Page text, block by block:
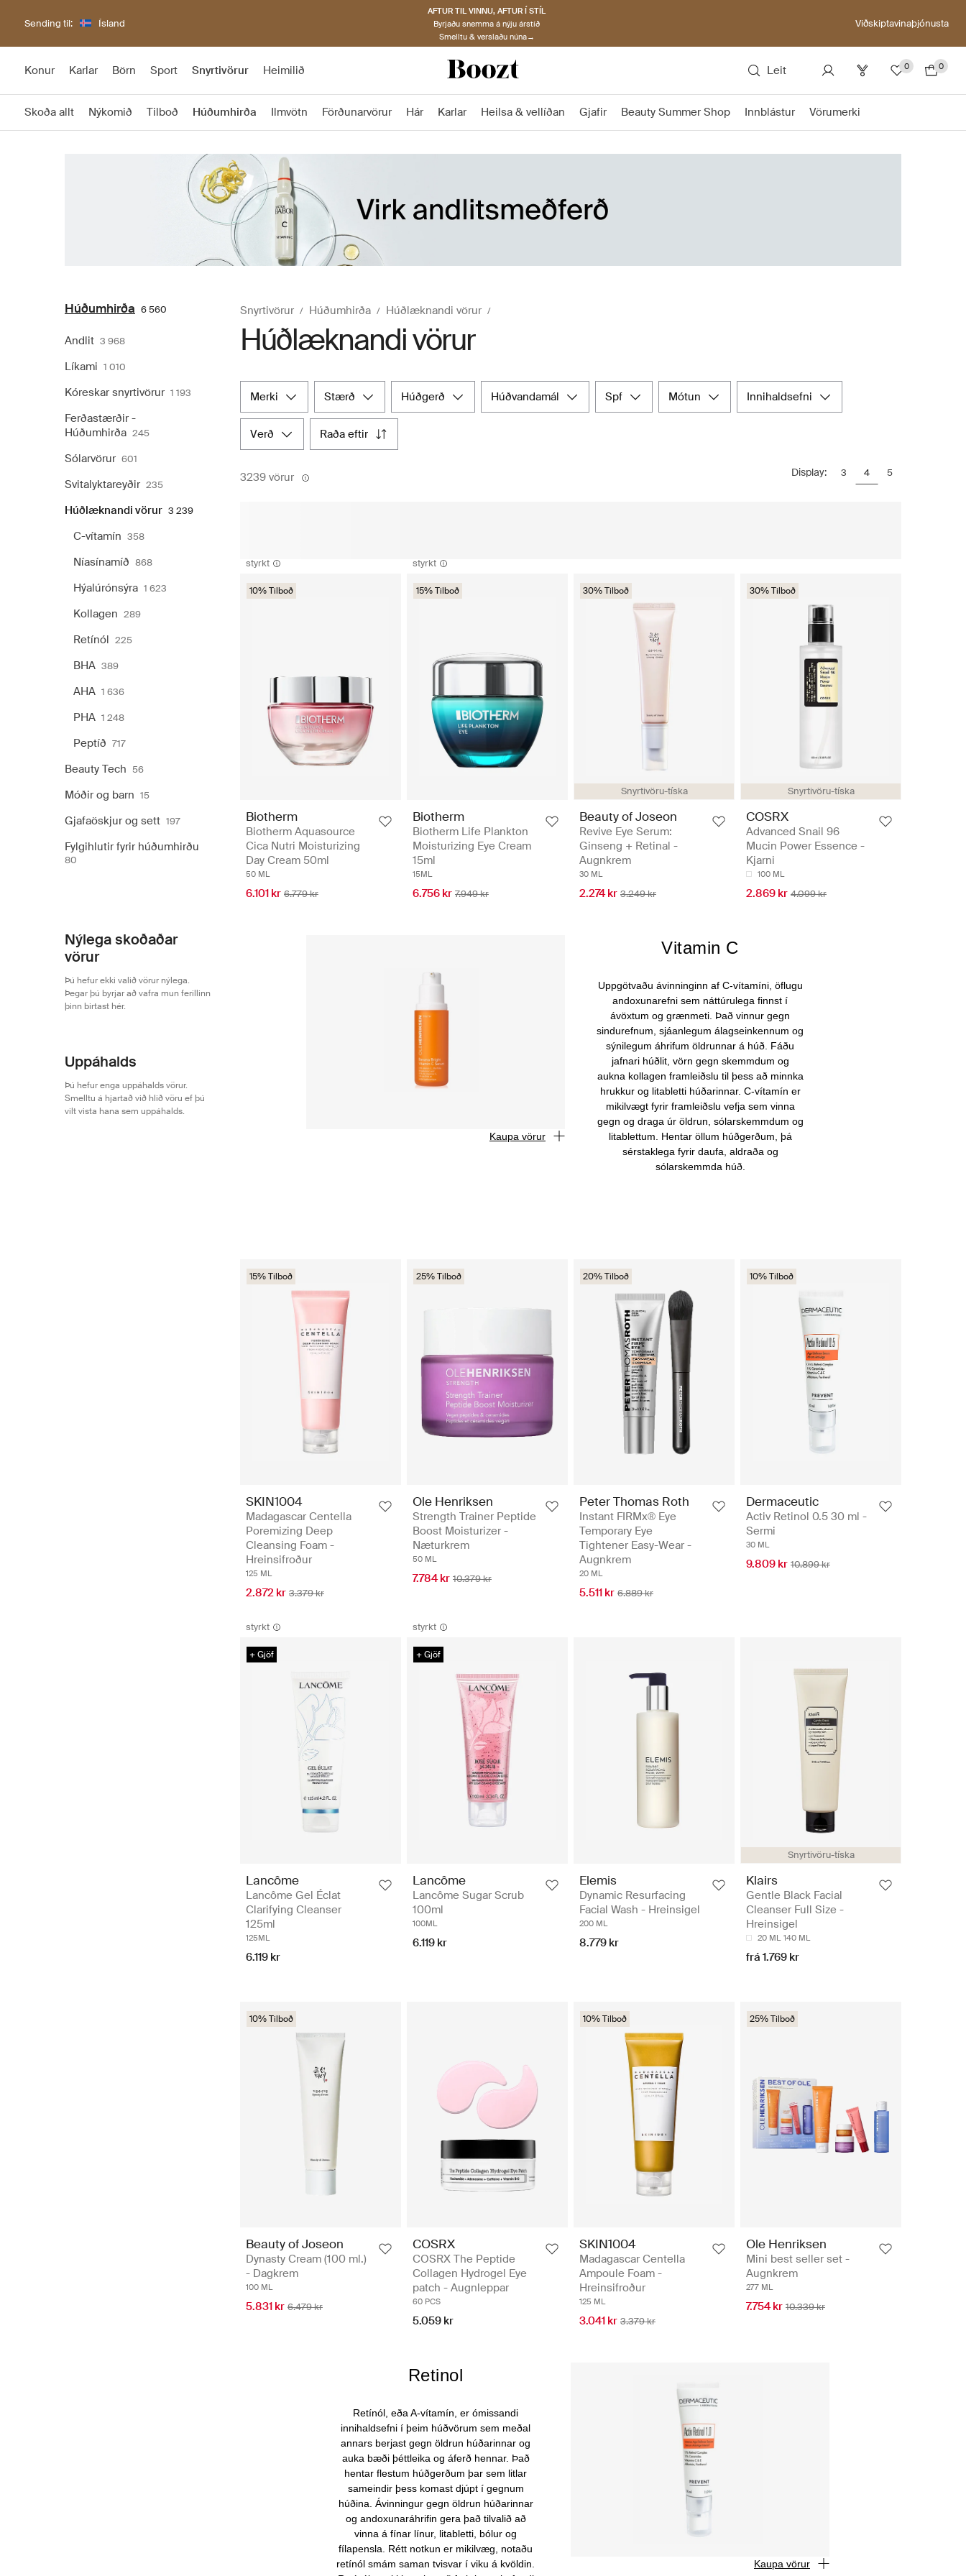
Sending til: Ísland
AFTUR TIL VINNU, AFTUR Í STÍL
Byrjaðu snemma á nýju árstíð
Smelltu & verslaðu núna→
Viðskiptavinaþjónusta
Konur Karlar Börn Sport Snyrtivörur Heimilið Leit 0 0
Skoða allt Nýkomið Tilboð Húðumhirða Ilmvötn Förðunarvörur Hár Karlar Heilsa & vellíðan Gjafir Beauty Summer Shop Innblástur Vörumerki
Húðumhirða 6 560
Andlit 3 968
Líkami 1 010
Kóreskar snyrtivörur 1 193
Ferðastærðir -
Húðumhirða 245
Sólarvörur 601
Svitalyktareyðir 235
Húðlæknandi vörur 3 239
C-vítamín 358
Níasínamíð 868
Hýalúrónsýra 1 623
Kollagen 289
Retínól 225
BHA 389
AHA 1 636
PHA 1 248
Peptíð 717
Beauty Tech 56
Móðir og barn 15
Gjafaöskjur og sett 197
Fylgihlutir fyrir húðumhirðu
80
Nýlega skoðaðar
vörur
Þú hefur ekki valið vörur nýlega.
Þegar þú byrjar að vafra mun ferillinn
þinn birtast hér.
Uppáhalds
Þú hefur enga uppáhalds vörur.
Smelltu á hjartað við hlið vöru ef þú
vilt vista hana sem uppáhalds.
Snyrtivörur Húðumhirða Húðlæknandi vörur
Húðlæknandi vörur
merki stærð húðgerð húðvandamál spf mótun innihaldsefni
verð raða eftir
3239 vörur Display: 3 4 5
styrkt
10% Tilboð
Biotherm
Biotherm Aquasource
Cica Nutri Moisturizing
Day Cream 50ml
50 ML
6.101 kr 6.779 kr
styrkt
15% Tilboð
Biotherm
Biotherm Life Plankton
Moisturizing Eye Cream
15ml
15ML
6.756 kr 7.949 kr
Snyrtivöru-tíska
30% Tilboð
Beauty of Joseon
Revive Eye Serum:
Ginseng + Retinal -
Augnkrem
30 ML
2.274 kr 3.249 kr
Snyrtivöru-tíska
30% Tilboð
COSRX
Advanced Snail 96
Mucin Power Essence -
Kjarni
100 ML
2.869 kr 4.099 kr
15% Tilboð
SKIN1004
Madagascar Centella
Poremizing Deep
Cleansing Foam -
Hreinsifroður
125 ML
2.872 kr 3.379 kr
25% Tilboð
Ole Henriksen
Strength Trainer Peptide
Boost Moisturizer -
Næturkrem
50 ML
7.784 kr 10.379 kr
20% Tilboð
Peter Thomas Roth
Instant FIRMx® Eye
Temporary Eye
Tightener Easy-Wear -
Augnkrem
20 ML
5.511 kr 6.889 kr
10% Tilboð
Dermaceutic
Activ Retinol 0.5 30 ml -
Sermi
30 ML
9.809 kr 10.899 kr
styrkt
+ Gjöf
Lancôme
Lancôme Gel Éclat
Clarifying Cleanser
125ml
125ML
6.119 kr
styrkt
+ Gjöf
Lancôme
Lancôme Sugar Scrub
100ml
100ML
6.119 kr
Elemis
Dynamic Resurfacing
Facial Wash - Hreinsigel
200 ML
8.779 kr
Snyrtivöru-tíska
Klairs
Gentle Black Facial
Cleanser Full Size -
Hreinsigel
20 ML 140 ML
frá 1.769 kr
10% Tilboð
Beauty of Joseon
Dynasty Cream (100 ml.)
- Dagkrem
100 ML
5.831 kr 6.479 kr
COSRX
COSRX The Peptide
Collagen Hydrogel Eye
patch - Augnleppar
60 PCS
5.059 kr
10% Tilboð
SKIN1004
Madagascar Centella
Ampoule Foam -
Hreinsifroður
125 ML
3.041 kr 3.379 kr
25% Tilboð
Ole Henriksen
Mini best seller set -
Augnkrem
277 ML
7.754 kr 10.339 kr
Kaupa vörur
Vitamin C
Uppgötvaðu ávinninginn af C-vítamíni, öflugu
andoxunarefni sem náttúrulega finnst í
ávöxtum og grænmeti. Það vinnur gegn
sindurefnum, sjáanlegum álagseinkennum og
sýnilegum áhrifum öldrunnar á húð. Fáðu
jafnari húðlit, vörn gegn skemmdum og
aukna kollagen framleiðslu til þess að minnka
hrukkur og litabletti húðarinnar. C-vítamín er
mikilvægt fyrir framleiðslu vefja sem vinna
gegn og draga úr öldrun, sólarskemmdum og
litablettum. Hentar öllum húðgerðum, þá
sérstaklega fyrir daufa, aldraða og
sólarskemmda húð.
Kaupa vörur
Retinol
Retínól, eða A-vítamín, er ómissandi
innihaldsefni í þeim húðvörum sem meðal
annars berjast gegn öldrun húðarinnar og
auka bæði þéttleika og áferð hennar. Það
hentar flestum húðgerðum þar sem litlar
sameindir þess komast djúpt í gegnum
húðina. Ávinningur gegn öldrun húðarinnar
og andoxunaráhrifin gera það tilvalið að
vinna á fínar línur, litabletti, bólur og
fílapensla. Rétt notkun er mikilvæg, notaðu
retínól smám saman tvisvar í viku á kvöldin.